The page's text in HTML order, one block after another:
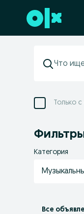
Перейти к нижнему
Только
Категория
Все